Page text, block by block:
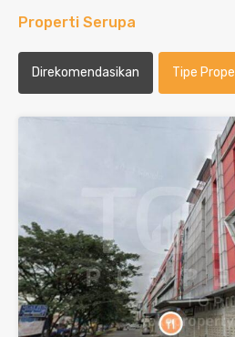
Properti Serupa
Direkomendasikan Tipe